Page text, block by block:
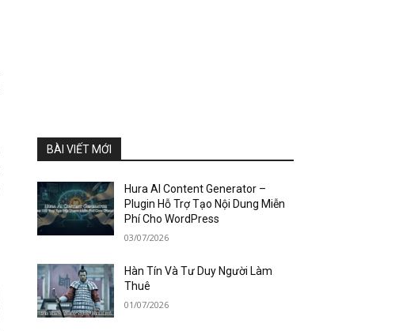
BÀI VIẾT MỚI
Hura AI Content Generator –
Plugin Hỗ Trợ Tạo Nội Dung Miễn
Phí Cho WordPress
03/07/2026
Hàn Tín Và Tư Duy Người Làm
Thuê
01/07/2026